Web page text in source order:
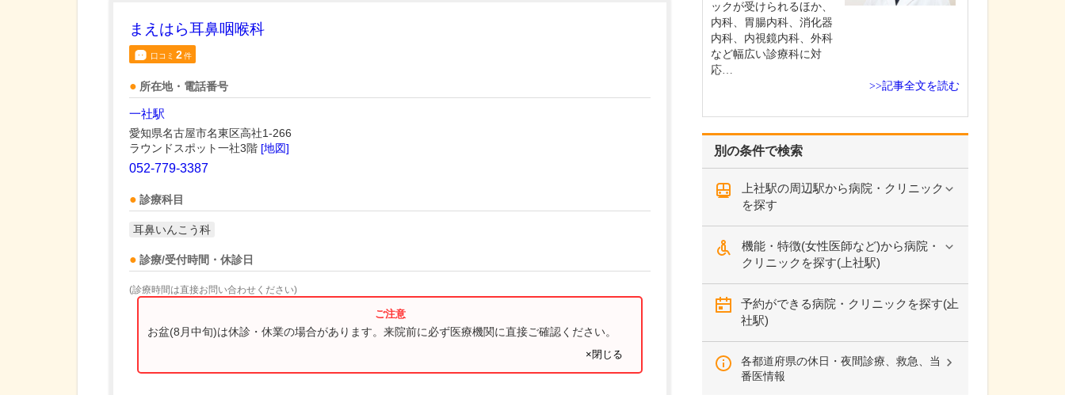
まえはら耳鼻咽喉科
口コミ 2件
所在地・電話番号
一社駅
愛知県名古屋市名東区高社1-266
ラウンドスポット一社3階 [地図]
052-779-3387
診療科目
耳鼻いんこう科
診療/受付時間・休診日
(診療時間は直接お問い合わせください)
お盆(8月中旬)は休診・休業の場合があります。来院前に必ず医療機関に直接ご確認ください。
×閉じる
別の条件で検索
上社駅の周辺駅から病院・クリニック
を探す
機能・特徴(女性医師など)から病院・
クリニックを探す(上社駅)
予約ができる病院・クリニックを探す(上
社駅)
各都道府県の休日・夜間診療、救急、当
番医情報
ックが受けられるほか、
内科、胃腸内科、消化器
内科、内視鏡内科、外科
など幅広い診療科に対
応…
>>記事全文を読む